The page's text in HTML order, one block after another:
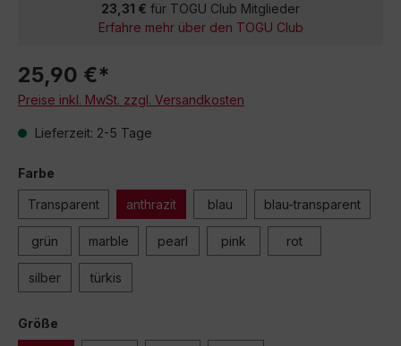
23,31 € für TOGU Club Mitglieder
Erfahre mehr über den TOGU Club
25,90 €*
Preise inkl. MwSt. zzgl. Versandkosten
Lieferzeit: 2-5 Tage
Farbe
Transparent anthrazit blau blau-transparent
grün marble pearl pink rot
silber türkis
Größe